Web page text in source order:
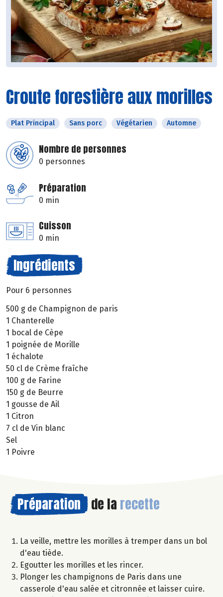
Croute forestière aux morilles
Plat Principal Sans porc Végétarien Automne
Nombre de personnes
0 personnes
Préparation
0 min
Cuisson
0 min
Ingrédients
Pour 6 personnes
500 g de Champignon de paris
1 Chanterelle
1 bocal de Cèpe
1 poignée de Morille
1 échalote
50 cl de Crème fraîche
100 g de Farine
150 g de Beurre
1 gousse de Ail
1 Citron
7 cl de Vin blanc
Sel
1 Poivre
Préparation de la recette
La veille, mettre les morilles à tremper dans un bol
d'eau tiède.
Egoutter les morilles et les rincer.
Plonger les champignons de Paris dans une
casserole d'eau salée et citronnée et laisser cuire.